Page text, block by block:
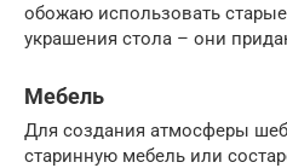
обожаю использовать
украшения стола – они
Мебель
Для создания атмосферы
старинную мебель или